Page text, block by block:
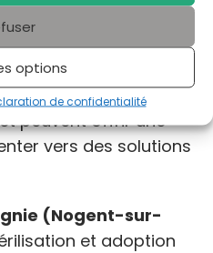
options
de confidentialité
protection
Val-de-Marne
locales œuvrent pour
peuvent offrir une
vers des solutions
(Nogent-sur-
et adoption